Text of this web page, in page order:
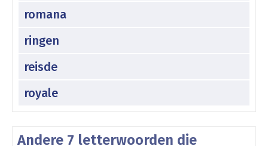
romana
ringen
reisde
royale
Andere 7 letterwoorden die